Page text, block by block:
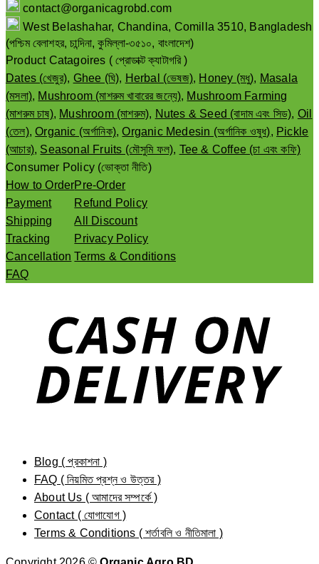
contact@organicagrobd.com
West Belashahar, Chandina, Comilla 3510, Bangladesh
(পশ্চিম বেলাশহর, চান্দিনা, কুমিল্লা-৩৫১০, বাংলাদেশ)
Product Catagoires ( প্রোডাক্ট ক্যাটাগরি )
Dates (খেজুর), Ghee (ঘি), Herbal (ভেষজ), Honey (মধু), Masala
(মসলা), Mushroom (মাশরুম খাবারের জন্যে), Mushroom Farming
(মাশরুম চাষ), Mushroom (মাশরুম), Nutes & Seed (বাদাম এবং সিড), Oil
(তেল),Organic (অর্গানিক),Organic Medesin (অর্গানিক ওষুধ), Pickle
(আচার), Seasonal Fruits (মৌসুমি ফল), Tee & Coffee (চা এবং কফি)
Consumer Policy (ভোক্তা নীতি)
How to Order
Payment
Shipping
Tracking
Cancellation
FAQ
Pre-Order
Refund Policy
All Discount
Privacy Policy
Terms & Conditions
Blog ( প্রকাশনা )
FAQ ( নিয়মিত প্রশ্ন ও উত্তর )
About Us ( আমাদের সম্পর্কে )
Contact ( যোগাযোগ )
Terms & Conditions ( শর্তাবলি ও নীতিমালা )